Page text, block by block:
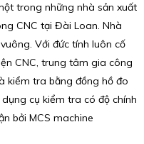
trong những nhà sản xuất
CNC tại Đài Loan. Nhà
Với đức tính luôn cố
CNC, trung tâm gia công
kiểm tra bằng đồng hồ đo
cụ kiểm tra có độ chính
bởi MCS machine